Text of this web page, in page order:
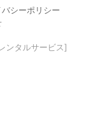
シーポリシー
ンタルサービス]